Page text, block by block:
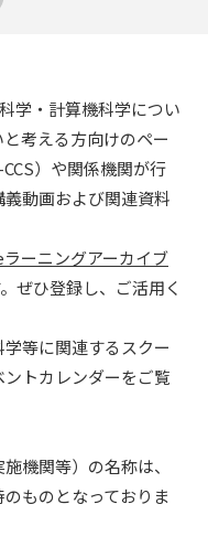
学・計算機科学につい
考える方向けのペー
）や関係機関が行
動画および関連資料
ラーニングアーカイブ
ぜひ登録し、ご活用く
等に関連するスクー
トカレンダーをご覧
機関等）の名称は、
ものとなっておりま